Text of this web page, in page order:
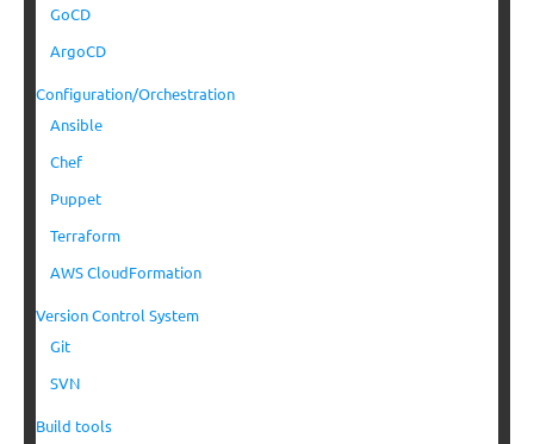
GoCD
ArgoCD
Configuration/Orchestration
Ansible
Chef
Puppet
Terraform
AWS CloudFormation
Version Control System
Git
SVN
Build tools